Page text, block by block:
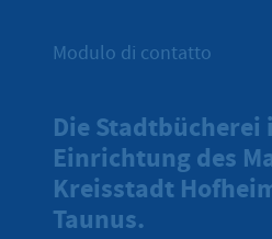
Modulo di contatto
Die Stadtbücherei
Einrichtung des
Kreisstadt
Taunus.